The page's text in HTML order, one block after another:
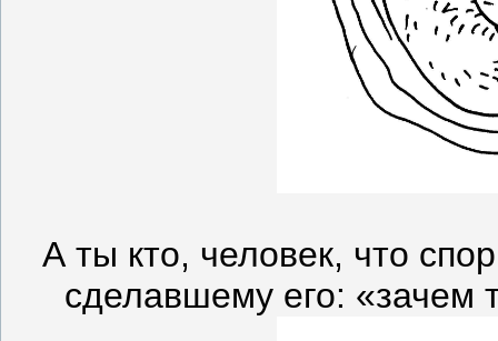
А ты кто, человек, что
сделавшему его: «зачем